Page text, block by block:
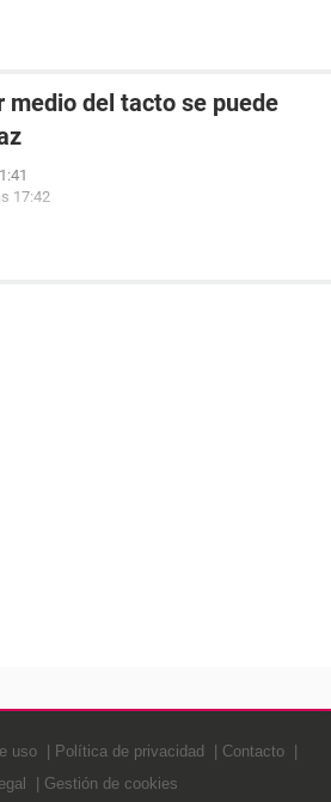
medio del tacto se puede
17:42
uso Política de privacidad
Contacto
Gestión de cookies